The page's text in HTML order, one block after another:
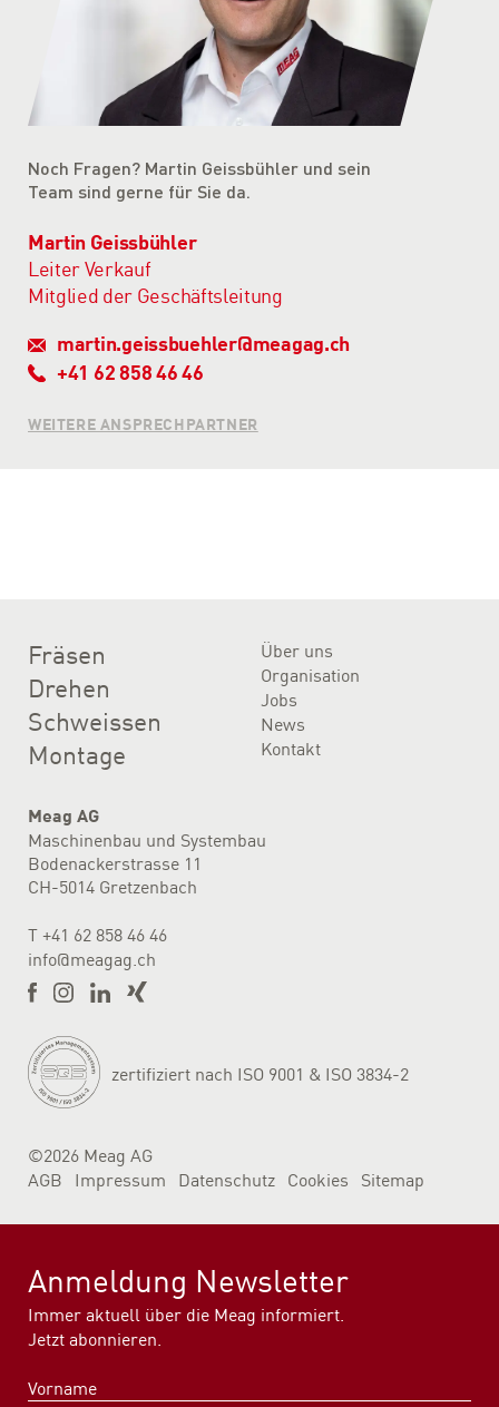
Noch Fragen? Martin Geissbühler und sein
Team sind gerne für Sie da.
Martin Geissbühler
Leiter Verkauf
Mitglied der Geschäftsleitung
martin.geissbuehler@meagag.ch
+41 62 858 46 46
WEITERE ANSPRECHPARTNER
Fräsen
Drehen
Schweissen
Montage
Über uns
Organisation
Jobs
News
Kontakt
Meag AG
Maschinenbau und Systembau
Bodenackerstrasse 11
CH-5014 Gretzenbach
T+41 62 858 46 46
info@meagag.ch
©2026 Meag AG
AGB Impressum Datenschutz Cookies Sitemap
zertifiziert nach ISO 9001 & ISO 3834-2
Anmeldung Newsletter
Immer aktuell über die Meag informiert.
Jetzt abonnieren.